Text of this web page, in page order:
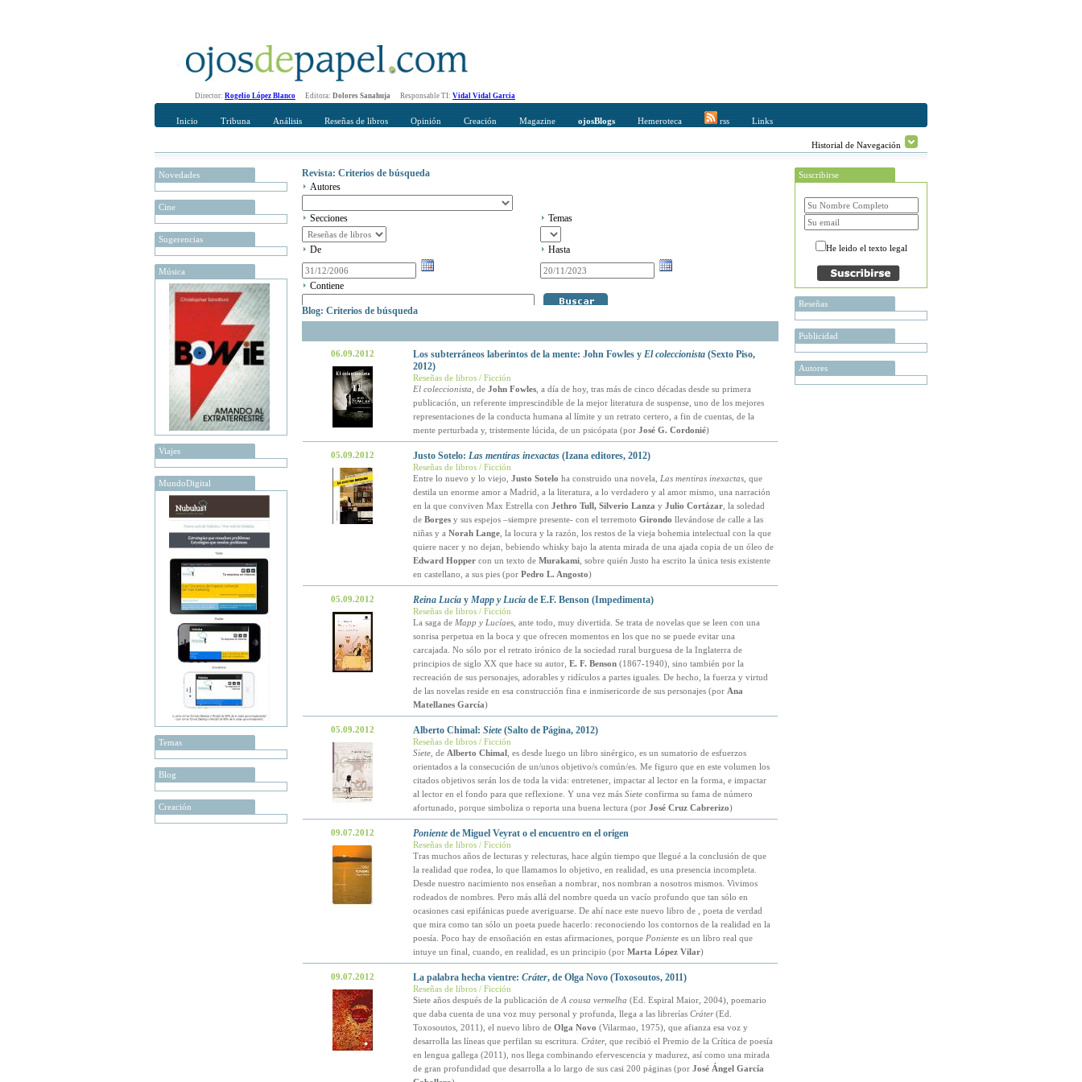
Director: Rogelio López Blanco Editora: Dolores Sanahuja Responsable TI: Vidal Vidal Garcia
Inicio Tribuna Análisis Reseñas de libros Opinión Creación Magazine ojosBlogs Hemeroteca rss Links
Historial de Navegación
Novedades
Cine
Sugerencias
Música
Viajes
MundoDigital
Temas
Blog
Creación
Revista: Criterios de búsqueda
Autores
Secciones Temas
De Hasta
Contiene
Blog: Criterios de búsqueda
06.09.2012 Los subterráneos laberintos de la mente: John Fowles y El coleccionista(Sexto Piso,
2012)
Reseñas de libros / Ficción
El coleccionista , de John Fowles, a día de hoy, tras más de cinco décadas desde su primera
publicación, un referente imprescindible de la mejor literatura de suspense, uno de los mejores
representaciones de la conducta humana al límite y un retrato certero, a fin de cuentas, de la
mente perturbada y, tristemente lúcida, de un psicópata (por José G. Cordonié)
05.09.2012 Justo Sotelo: Las mentiras inexactas(Izana editores, 2012)
Reseñas de libros / Ficción
Entre lo nuevo y lo viejo, Justo Sotelo ha construido una novela, Las mentiras inexactas, que
destila un enorme amor a Madrid, a la literatura, a lo verdadero y al amor mismo, una narración
en la que conviven Max Estrella con Jethro Tull, Silverio Lanza y Julio Cortázar, la soledad
de Borgesy sus espejos –siempre presente- con el terremoto Girondo llevándose de calle a las
niñas y a Norah Lange, la locura y la razón, los restos de la vieja bohemia intelectual con la que
quiere nacer y no dejan, bebiendo whisky bajo la atenta mirada de una ajada copia de un óleo de
Edward Hoppercon un texto de Murakami, sobre quién Justo ha escrito la única tesis existente
en castellano, a sus pies (por Pedro L. Angosto)
05.09.2012 Reina Lucíay Mapp y Lucíade E.F. Benson (Impedimenta)
Reseñas de libros / Ficción
La saga de Mapp y Lucíaes, ante todo, muy divertida. Se trata de novelas que se leen con una
sonrisa perpetua en la boca y que ofrecen momentos en los que no se puede evitar una
carcajada. No sólo por el retrato irónico de la sociedad rural burguesa de la Inglaterra de
principios de siglo XX que hace su autor, E. F. Benson(1867-1940), sino también por la
recreación de sus personajes, adorables y ridículos a partes iguales. De hecho, la fuerza y virtud
de las novelas reside en esa construcción fina e inmisericorde de sus personajes (por Ana
Matellanes García)
05.09.2012 Alberto Chimal: Siete(Salto de Página, 2012)
Reseñas de libros / Ficción
Siete, de Alberto Chimal, es desde luego un libro sinérgico, es un sumatorio de esfuerzos
orientados a la consecución de un/unos objetivo/s común/es. Me figuro que en este volumen los
citados objetivos serán los de toda la vida: entretener, impactar al lector en la forma, e impactar
al lector en el fondo para que reflexione. Y una vez más Sieteconfirma su fama de número
afortunado, porque simboliza o reporta una buena lectura (por José Cruz Cabrerizo)
09.07.2012 Ponientede Miguel Veyrat o el encuentro en el origen
Reseñas de libros / Ficción
Tras muchos años de lecturas y relecturas, hace algún tiempo que llegué a la conclusión de que
la realidad que rodea, lo que llamamos lo objetivo, en realidad, es una presencia incompleta.
Desde nuestro nacimiento nos enseñan a nombrar, nos nombran a nosotros mismos. Vivimos
rodeados de nombres. Pero más allá del nombre queda un vacío profundo que tan sólo en
ocasiones casi epifánicas puede averiguarse. De ahí nace este nuevo libro de
, poeta de verdad
que mira como tan sólo un poeta puede hacerlo: reconociendo los contornos de la realidad en la
poesía. Poco hay de ensoñación en estas afirmaciones, porque Ponientees un libro real que
intuye un final, cuando, en realidad, es un principio (por Marta López Vilar)
09.07.2012 La palabra hecha vientre: Cráter, de Olga Novo (Toxosoutos, 2011)
Reseñas de libros / Ficción
Siete años después de la publicación de A cousa vermelha (Ed. Espiral Maior, 2004), poemario
que daba cuenta de una voz muy personal y profunda, llega a las librerías Cráter(Ed.
Toxosoutos, 2011), el nuevo libro de Olga Novo (Vilarmao, 1975), que afianza esa voz y
desarrolla las líneas que perfilan su escritura. Cráter, que recibió el Premio de la Crítica de poesía
en lengua gallega (2011), nos llega combinando efervescencia y madurez, así como una mirada
de gran profundidad que desarrolla a lo largo de sus casi 200 páginas (por José Ángel García
Suscribirse
He leido el texto legal
Reseñas
Publicidad
Autores